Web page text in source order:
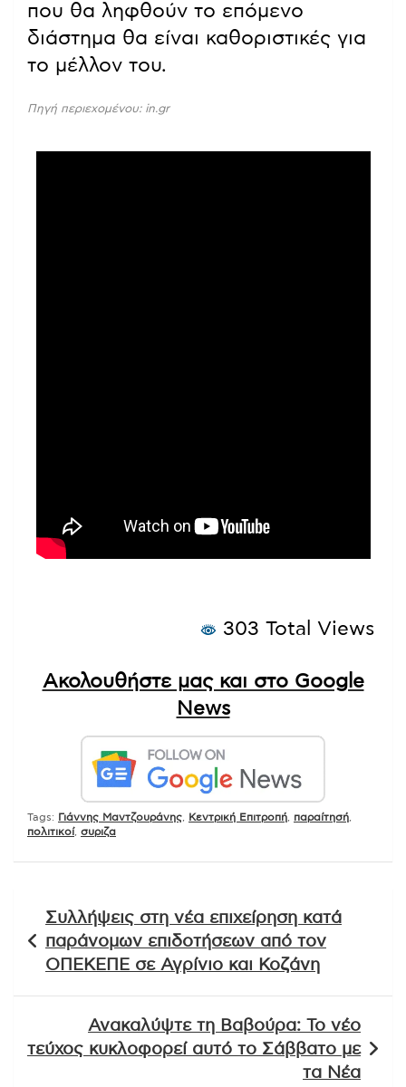
που θα ληφθούν το επόμενο
διάστημα θα είναι καθοριστικές για
το μέλλον του.
Πηγή περιεχομένου: in.gr
303 Total Views
Ακολουθήστε μας και στο Google
News
Tags: Γιάννης Μαντζουράνης Κεντρική Επιτροπή παραίτησή
πολιτικοί, συριζα
άρθρων
Συλλήψεις στη νέα επιχείρηση κατά
παράνομων επιδοτήσεων από τον
ΟΠΕΚΕΠΕ σε Αγρίνιο και Κοζάνη
Ανακαλύψτε τη Βαβούρα: Το νέο
τεύχος κυκλοφορεί αυτό το Σάββατο με
τα Νέα